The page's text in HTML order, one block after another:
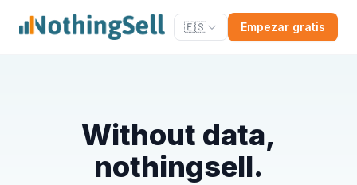
🇪🇸 Empezar gratis
Without data,
nothingsell.